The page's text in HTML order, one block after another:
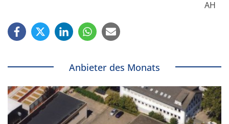
AH
Anbieter des Monats